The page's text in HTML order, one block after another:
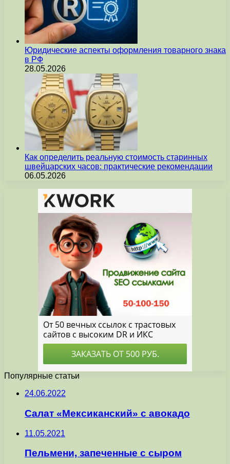
Юридические аспекты оформления товарного знака
в РФ
28.05.2026
Как определить реальную стоимость старинных
швейцарских часов: практические рекомендации
06.05.2026
Популярные статьи
24.06.2022
Салат «Мексиканский» с авокадо
11.05.2021
Пельмени, запеченные с сыром